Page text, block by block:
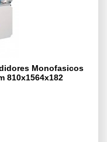
Monofasicos
810x1564x182